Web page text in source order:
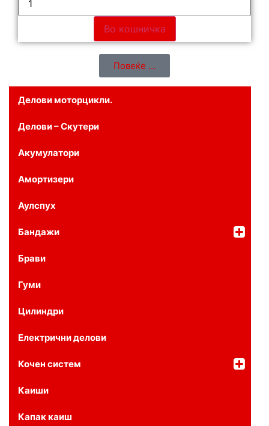
Делови моторцикли.
Делови – Скутери
Акумулатори
Амортизери
Аулспух
Бандажи
Брави
Гуми
Цилиндри
Електрични делови
Кочен систем
Каиши
Капак каиш
Во кошничка
Повеќе ...